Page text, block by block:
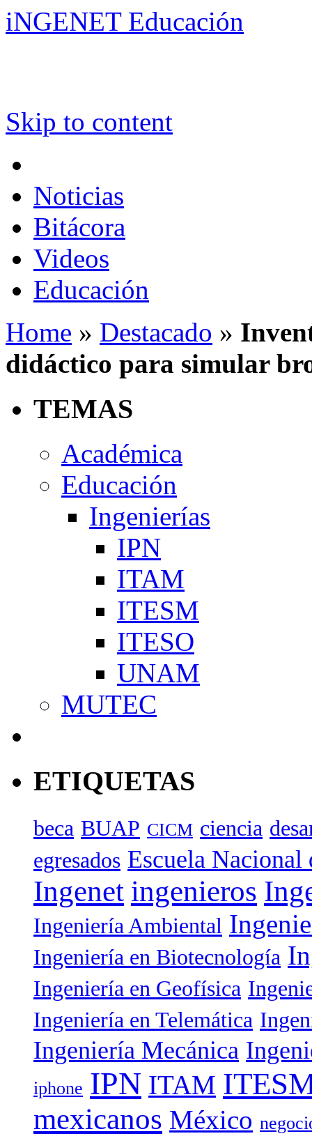
iNGENET Educación
Skip to content
Noticias
Bitácora
Videos
Educación
Home » Destacado »
didáctico para simular
TEMAS
Académica
Educación
Ingenierías
IPN
ITAM
ITESM
ITESO
UNAM
MUTEC
ETIQUETAS
beca BUAP CICM ciencia
egresados Escuela
Ingenet ingenieros
Ingeniería Ambiental
Ingeniería en Biotecnología
Ingeniería en Geofísica
Ingeniería en Telemática
Ingeniería Mecánica
iphone IPN ITAM
mexicanos México